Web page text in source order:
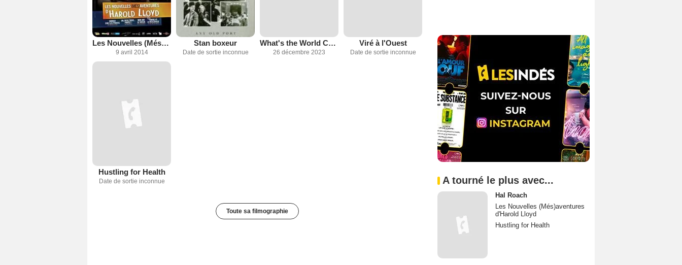
Les Nouvelles (Més)aventures d'Harold Lloyd
9 avril 2014
Stan boxeur
Date de sortie inconnue
What's the World Coming to?
26 décembre 2023
Viré à l'Ouest
Date de sortie inconnue
Hustling for Health
Date de sortie inconnue
Toute sa filmographie
A tourné le plus avec...
Hal Roach
Les Nouvelles (Més)aventures
d'Harold Lloyd
Hustling for Health